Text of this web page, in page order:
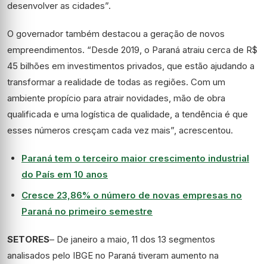
desenvolver as cidades”.
O governador também destacou a geração de novos
empreendimentos. “Desde 2019, o Paraná atraiu cerca de R$
45 bilhões em investimentos privados, que estão ajudando a
transformar a realidade de todas as regiões. Com um
ambiente propício para atrair novidades, mão de obra
qualificada e uma logística de qualidade, a tendência é que
esses números cresçam cada vez mais”, acrescentou.
Paraná tem o terceiro maior crescimento industrial
do País em 10 anos
Cresce 23,86% o número de novas empresas no
Paraná no primeiro semestre
SETORES– De janeiro a maio, 11 dos 13 segmentos
analisados pelo IBGE no Paraná tiveram aumento na